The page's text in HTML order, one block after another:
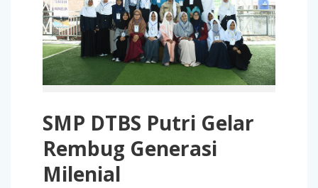
SMP DTBS Putri Gelar
Rembug Generasi
Milenial